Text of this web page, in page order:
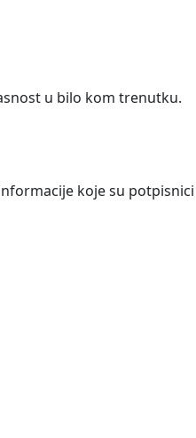
u bilo kom trenutku.
koje su